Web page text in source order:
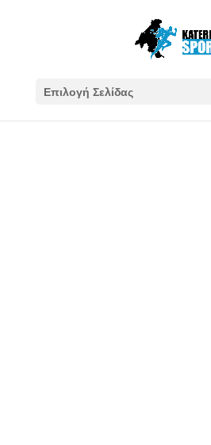
Επιλογή Σελίδας